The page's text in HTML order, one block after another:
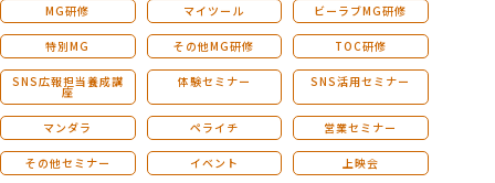
MG研修 マイツール ビーラブMG研修
特別MG その他MG研修 TOC研修
SNS広報担当養成講
座
体験セミナー SNS活用セミナー
マンダラ ペライチ 営業セミナー
その他セミナー イベント 上映会